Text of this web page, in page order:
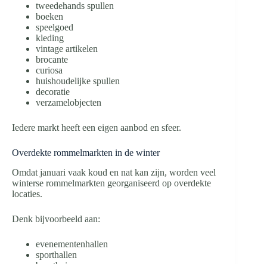
tweedehands spullen
boeken
speelgoed
kleding
vintage artikelen
brocante
curiosa
huishoudelijke spullen
decoratie
verzamelobjecten
Iedere markt heeft een eigen aanbod en sfeer.
Overdekte rommelmarkten in de winter
Omdat januari vaak koud en nat kan zijn, worden veel
winterse rommelmarkten georganiseerd op overdekte
locaties.
Denk bijvoorbeeld aan:
evenementenhallen
sporthallen